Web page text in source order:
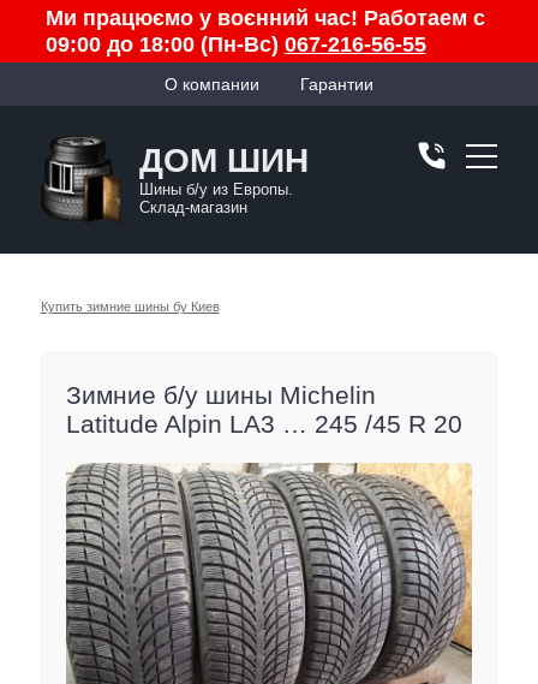
Ми працюємо у воєнний час! Работаем с
09:00 до 18:00 (Пн-Вс) 067-216-56-55
О компании Гарантии
ДОМ ШИН
Шины б/у из Европы.
Склад-магазин
Купить зимние шины бу Киев
Зимние б/у шины Michelin
Latitude Alpin LA3 … 245 /45 R 20